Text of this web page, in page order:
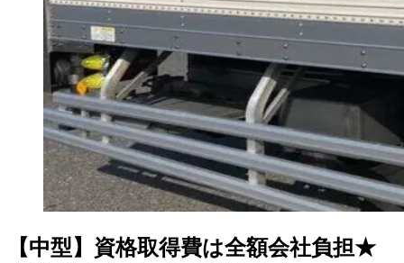
【中型】資格取得費は全額会社負担★